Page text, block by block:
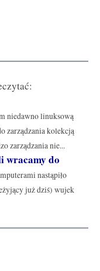
niedawno linuksową
zarządzania kolekcją
zarządzania nie...
wracamy do
nastąpiło
już dziś) wujek